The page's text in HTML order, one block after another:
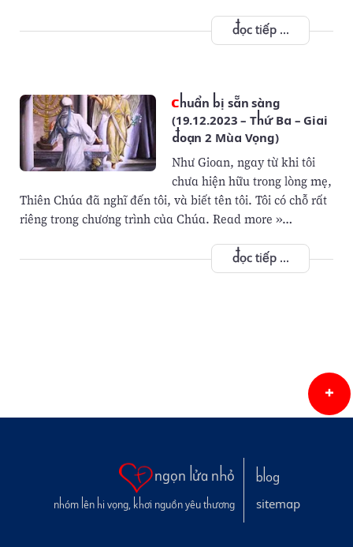
đọc tiếp ...
Chuẩn bị sẵn sàng
(19.12.2023 – Thứ Ba – Giai
đoạn 2 Mùa Vọng)
Như Gioan, ngay từ khi tôi
chưa hiện hữu trong lòng mẹ,
Thiên Chúa đã nghĩ đến tôi, và biết tên tôi. Tôi có chỗ rất
riêng trong chương trình của Chúa. Read more »…
đọc tiếp ...
ngọn lửa nhỏ
nhóm lên hi vọng, khơi nguồn yêu thương
blog
sitemap